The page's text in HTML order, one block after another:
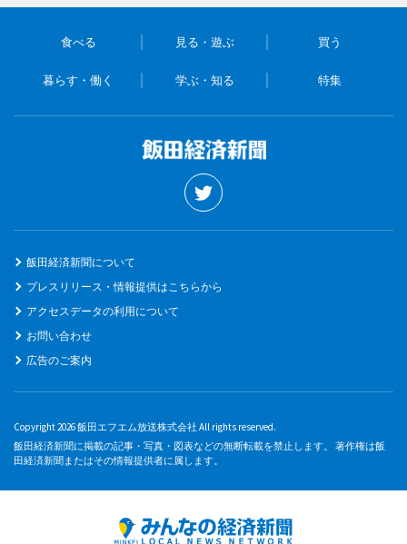
食べる 見る・遊ぶ 買う
暮らす・働く 学ぶ・知る 特集
飯田経済新聞について
プレスリリース・情報提供はこちらから
アクセスデータの利用について
お問い合わせ
広告のご案内
Copyright 2026 飯田エフエム放送株式会社 All rights reserved.
飯田経済新聞に掲載の記事・写真・図表などの無断転載を禁止します。 著作権は飯
田経済新聞またはその情報提供者に属します。